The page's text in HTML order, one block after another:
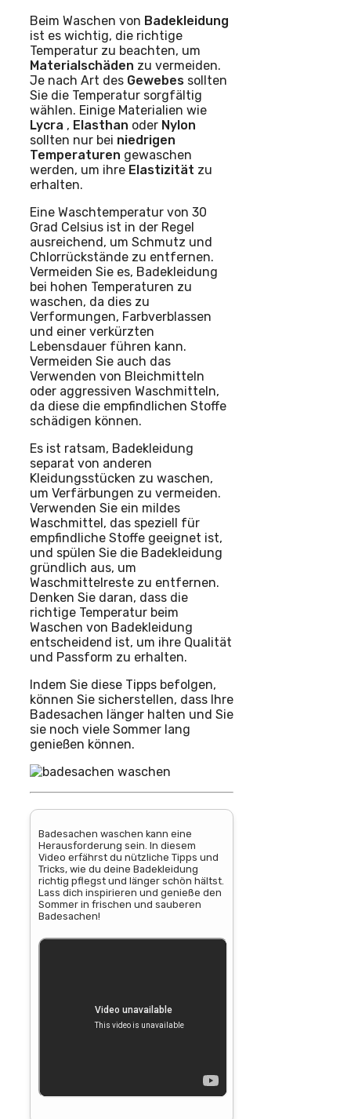
Beim Waschen von Badekleidung
ist es wichtig, die richtige
Temperatur zu beachten, um
Materialschäden zu vermeiden.
Je nach Art des Gewebes sollten
Sie die Temperatur sorgfältig
wählen. Einige Materialien wie
Lycra , Elasthan oder Nylon
sollten nur bei niedrigen
Temperaturen gewaschen
werden, um ihre Elastizität zu
erhalten.
Eine Waschtemperatur von 30
Grad Celsius ist in der Regel
ausreichend, um Schmutz und
Chlorrückstände zu entfernen.
Vermeiden Sie es, Badekleidung
bei hohen Temperaturen zu
waschen, da dies zu
Verformungen, Farbverblassen
und einer verkürzten
Lebensdauer führen kann.
Vermeiden Sie auch das
Verwenden von Bleichmitteln
oder aggressiven Waschmitteln,
da diese die empfindlichen Stoffe
schädigen können.
Es ist ratsam, Badekleidung
separat von anderen
Kleidungsstücken zu waschen,
um Verfärbungen zu vermeiden.
Verwenden Sie ein mildes
Waschmittel, das speziell für
empfindliche Stoffe geeignet ist,
und spülen Sie die Badekleidung
gründlich aus, um
Waschmittelreste zu entfernen.
Denken Sie daran, dass die
richtige Temperatur beim
Waschen von Badekleidung
entscheidend ist, um ihre Qualität
und Passform zu erhalten.
Indem Sie diese Tipps befolgen,
können Sie sicherstellen, dass Ihre
Badesachen länger halten und Sie
sie noch viele Sommer lang
genießen können.
Badesachen waschen kann eine
Herausforderung sein. In diesem
Video erfährst du nützliche Tipps und
Tricks, wie du deine Badekleidung
richtig pflegst und länger schön hältst.
Lass dich inspirieren und genieße den
Sommer in frischen und sauberen
Badesachen!